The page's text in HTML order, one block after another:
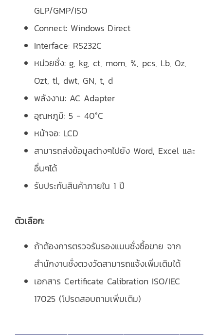
GLP/GMP/ISO
Connect: Windows Direct
Interface: RS232C
หน่วยชั่ง: g, kg, ct, mom, %, pcs, Lb, Oz,
Ozt, tl, dwt, GN, t, d
พลังงาน: AC Adapter
อุณหภูมิ: 5 - 40°C
หน้าจอ: LCD
สามารถส่งข้อมูลต่างๆไปยัง Word, Excel และ
อื่นๆได้
รับประกันสินค้าภายใน 1 ปี
ตัวเลือก:
ถ้าต้องการตรวจรับรองแบบชั่งซื้อขาย จาก
สำนักงานชั่งตวงวัดสามารถแจ้งเพิ่มเติมได้
เอกสาร Certificate Calibration ISO/IEC
17025 (โปรดสอบถามเพิ่มเติม)